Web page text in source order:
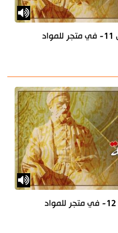
تعليم الفارسية - الدرس 11- في متجر للمواد
تعليم الفارسية- الدرس 12- في متجر للمواد